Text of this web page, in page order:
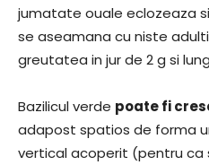
jumatate ouale eclozeaza
se aseamana cu niste
greutatea in jur de 2 g si
Bazilicul verde poate fi
adapost spatios de forma
vertical acoperit (pentru ca